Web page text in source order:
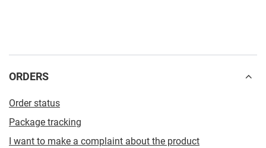
ORDERS
Order status
Package tracking
I want to make a complaint about the product